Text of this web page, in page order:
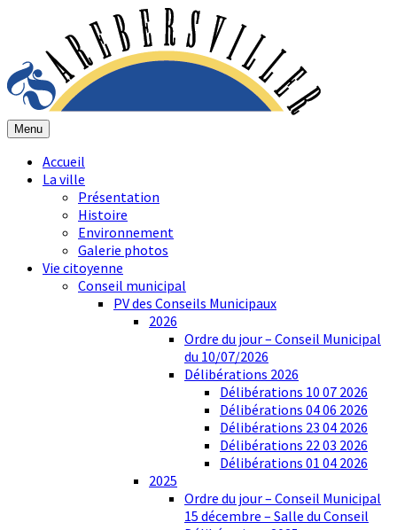
Menu
Accueil
La ville
Présentation
Histoire
Environnement
Galerie photos
Vie citoyenne
Conseil municipal
PV des Conseils Municipaux
2026
Ordre du jour – Conseil Municipal
du 10/07/2026
Délibérations 2026
Délibérations 10 07 2026
Délibérations 04 06 2026
Délibérations 23 04 2026
Délibérations 22 03 2026
Délibérations 01 04 2026
2025
Ordre du jour – Conseil Municipal
15 décembre – Salle du Conseil